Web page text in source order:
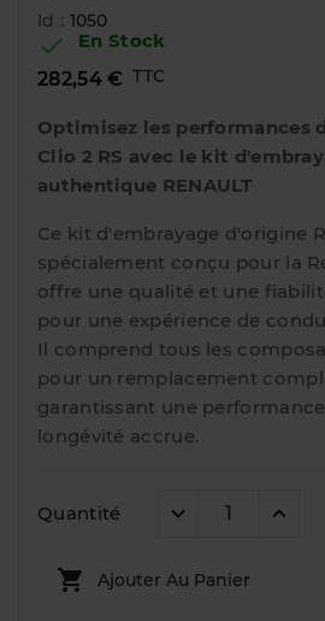
Id : 1050

En Stock
282,54 € TTC
Optimisez les performances
Clio 2 RS avec le kit
authentique RENAULT
Ce kit d'embrayage d'origine
spécialement conçu pour la
offre une qualité et une
pour une expérience de
Il comprend tous les
pour un remplacement
garantissant une
longévité accrue.
Quantité
 Ajouter Au Panier